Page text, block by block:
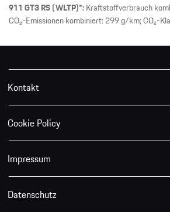
911 GT3 RS (WLTP)*:Kraftstoffverbrauch
CO₂-Emissionen kombiniert: 299 g/km; CO₂-
Kontakt
Cookie Policy
Impressum
Datenschutz